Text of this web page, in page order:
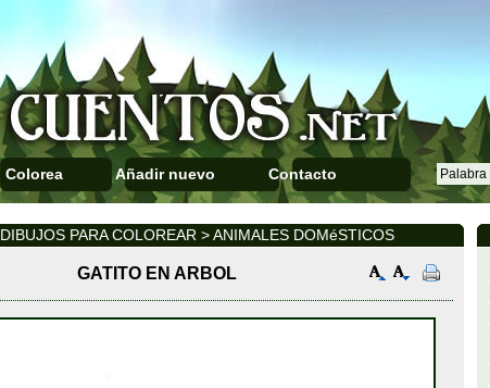
Colorea Añadir nuevo Contacto
DIBUJOS PARA COLOREAR > ANIMALES DOMéSTICOS
GATITO EN ARBOL